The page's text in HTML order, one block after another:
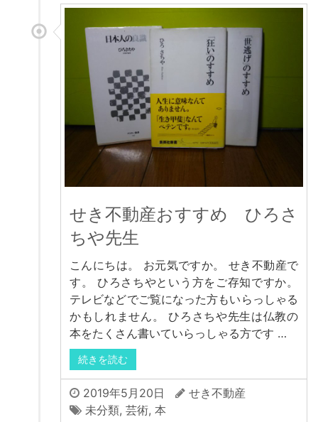
せき不動産おすすめ ひろさ
ちや先生
こんにちは。 お元気ですか。 せき不動産で
す。 ひろさちやという方をご存知ですか。
テレビなどでご覧になった方もいらっしゃる
かもしれません。 ひろさちや先生は仏教の
本をたくさん書いていらっしゃる方です …
続きを読む
2019年5月20日
せき不動産
未分類, 芸術, 本